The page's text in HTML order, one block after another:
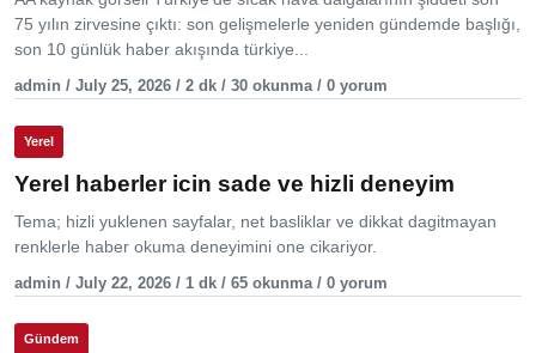
75 yılın zirvesine çıktı: son gelişmelerle yeniden gündemde başlığı,
son 10 günlük haber akışında türkiye...
admin / July 25, 2026 / 2 dk / 30 okunma / 0 yorum
Yerel
Yerel haberler icin sade ve hizli deneyim
Tema; hizli yuklenen sayfalar, net basliklar ve dikkat dagitmayan
renklerle haber okuma deneyimini one cikariyor.
admin / July 22, 2026 / 1 dk / 65 okunma / 0 yorum
Gündem